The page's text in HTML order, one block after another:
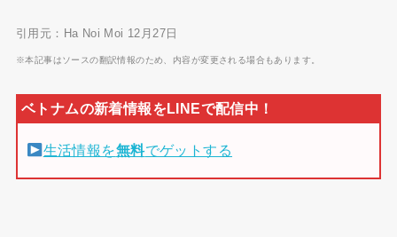
引用元：Ha Noi Moi 12月27日
※本記事はソースの翻訳情報のため、内容が変更される場合もあります。
生活情報を無料でゲットする